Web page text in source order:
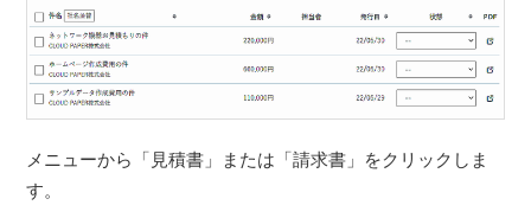
メニューから「見積書」または「請求書」をクリックしま
す。